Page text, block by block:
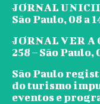
JORNAL
São Paulo, 08 a
JORNAL VER A
258 – São Paulo,
São Paulo
do turismo
eventos e